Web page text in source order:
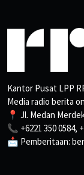
Kantor Pusat LPP
Media radio berita
📍 Jl. Medan
📞 +6221 350 0584,
📩 Pemberitaan: